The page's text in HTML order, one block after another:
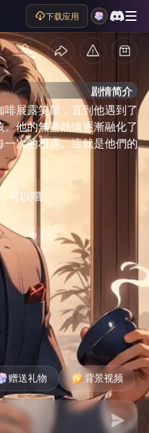
下载应用
剧情简介
展露笑顏，直到他遇到了
他的無盡熱情逐漸融化了
次的相遇。這就是他們的
可以嚐
赠送礼物 背景视频